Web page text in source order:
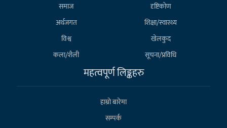
समाज
दृष्टिकोण
अर्थजगत
शिक्षा/स्वास्थ्य
विश्व
खेलकुद
कला/शैली
सूचना/प्रविधि
महत्वपूर्ण लिङ्कहरु
हाम्राे बारेमा
सम्पर्क